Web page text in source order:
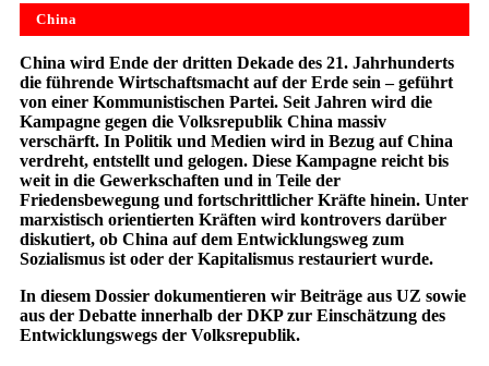
China
China wird Ende der dritten Dekade des 21. Jahrhunderts
die führende Wirtschaftsmacht auf der Erde sein – geführt
von einer Kommunistischen Partei. Seit Jahren wird die
Kampagne gegen die Volksrepublik China massiv
verschärft. In Politik und Medien wird in Bezug auf China
verdreht, entstellt und gelogen. Diese Kampagne reicht bis
weit in die Gewerkschaften und in Teile der
Friedensbewegung und fortschrittlicher Kräfte hinein. Unter
marxistisch orientierten Kräften wird kontrovers darüber
diskutiert, ob China auf dem Entwicklungsweg zum
Sozialismus ist oder der Kapitalismus restauriert wurde.
In diesem Dossier dokumentieren wir Beiträge aus UZ sowie
aus der Debatte innerhalb der DKP zur Einschätzung des
Entwicklungswegs der Volksrepublik.